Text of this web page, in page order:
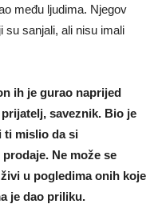
među ljudima. Njegov
su sanjali, ali nisu imali
ih je gurao naprijed
saveznik. Bio je
ti mislio da si
Ne može se
u pogledima onih koje
je dao priliku.